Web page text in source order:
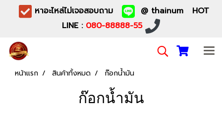
หาอะไหล่ไม่เจอสอบถาม
@ thainum HOT
LINE : 080-88888-55
หน้าแรก สินค้าทั้งหมด ก๊อกน้ำมัน
ก๊อกน้ำมัน